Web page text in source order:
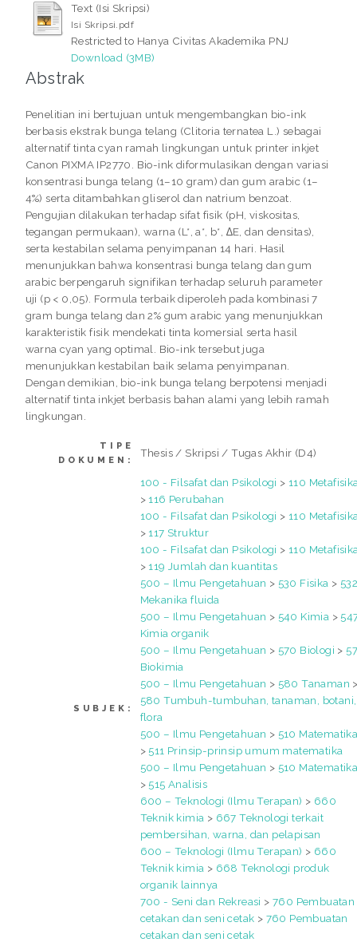
Text (Isi Skripsi)
Isi Skripsi.pdf
Restricted to Hanya Civitas Akademika PNJ
Download (3MB)
Abstrak
Penelitian ini bertujuan untuk mengembangkan bio-ink
berbasis ekstrak bunga telang (Clitoria ternatea L.) sebagai
alternatif tinta cyan ramah lingkungan untuk printer inkjet
Canon PIXMA IP2770. Bio-ink diformulasikan dengan variasi
konsentrasi bunga telang (1–10 gram) dan gum arabic (1–
4%) serta ditambahkan gliserol dan natrium benzoat.
Pengujian dilakukan terhadap sifat fisik (pH, viskositas,
tegangan permukaan), warna (L*, a*, b*, ∆E, dan densitas),
serta kestabilan selama penyimpanan 14 hari. Hasil
menunjukkan bahwa konsentrasi bunga telang dan gum
arabic berpengaruh signifikan terhadap seluruh parameter
uji (p < 0,05). Formula terbaik diperoleh pada kombinasi 7
gram bunga telang dan 2% gum arabic yang menunjukkan
karakteristik fisik mendekati tinta komersial serta hasil
warna cyan yang optimal. Bio-ink tersebut juga
menunjukkan kestabilan baik selama penyimpanan.
Dengan demikian, bio-ink bunga telang berpotensi menjadi
alternatif tinta inkjet berbasis bahan alami yang lebih ramah
lingkungan.
TIPE
DOKUMEN:
Thesis / Skripsi / Tugas Akhir (D4)
SUBJEK:
100 - Filsafat dan Psikologi > 110
> 116 Perubahan
100 - Filsafat dan Psikologi > 110
> 117 Struktur
100 - Filsafat dan Psikologi > 110
> 119 Jumlah dan kuantitas
500 – Ilmu Pengetahuan > 530 Fisika >
Mekanika fluida
500 – Ilmu Pengetahuan > 540 Kimia >
Kimia organik
500 – Ilmu Pengetahuan > 570 Biologi >
Biokimia
500 – Ilmu Pengetahuan > 580 Tanaman
580 Tumbuh-tumbuhan, tanaman, botani,
flora
500 – Ilmu Pengetahuan > 510
> 511 Prinsip-prinsip umum matematika
500 – Ilmu Pengetahuan > 510
> 515 Analisis
600 – Teknologi (Ilmu Terapan) > 660
Teknik kimia > 667 Teknologi terkait
pembersihan, warna, dan pelapisan
600 – Teknologi (Ilmu Terapan) > 660
Teknik kimia > 668 Teknologi produk
organik lainnya
700 - Seni dan Rekreasi >760 Pembuatan
cetakan dan seni cetak > 760 Pembuatan
cetakan dan seni cetak